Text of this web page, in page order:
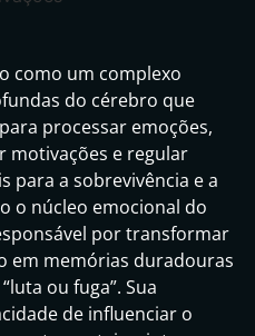
como um complexo
do cérebro que
processar emoções,
motivações e regular
para a sobrevivência e a
o núcleo emocional do
por transformar
em memórias duradouras
ou fuga”. Sua
de influenciar o